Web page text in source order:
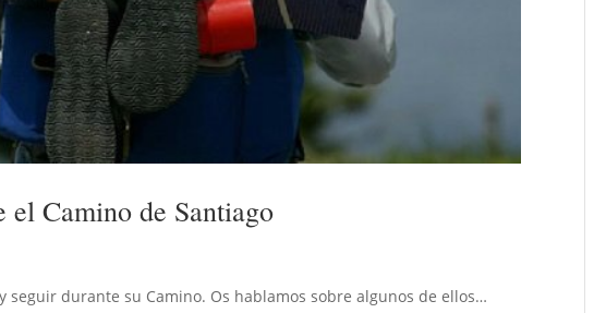
Camino de Santiago
durante su Camino. Os hablamos sobre algunos de ellos…